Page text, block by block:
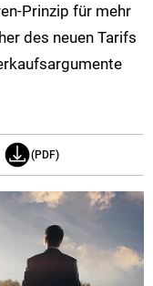
Prinzip für mehr
des neuen Tarifs
(PDF)